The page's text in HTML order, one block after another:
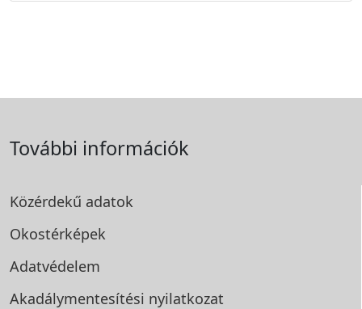
További információk
Közérdekű adatok
Okostérképek
Adatvédelem
Akadálymentesítési nyilatkozat